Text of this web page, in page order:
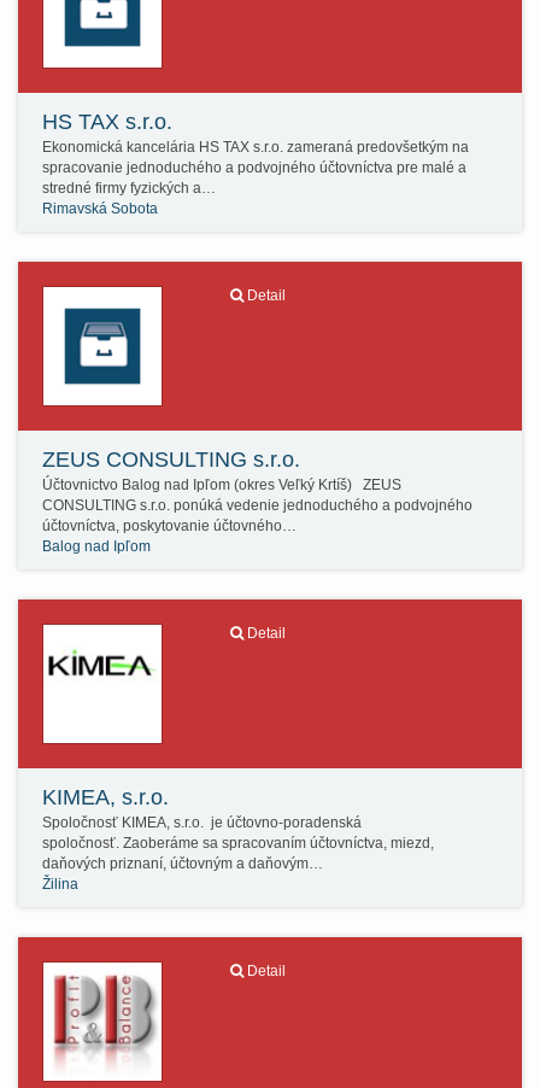
HS TAX s.r.o.
Ekonomická kancelária HS TAX s.r.o. zameraná predovšetkým na
spracovanie jednoduchého a podvojného účtovníctva pre malé a
stredné firmy fyzických a…
Rimavská Sobota
Detail
ZEUS CONSULTING s.r.o.
Účtovnictvo Balog nad Ipľom (okres Veľký Krtíš) ZEUS
CONSULTING s.r.o. ponúká vedenie jednoduchého a podvojného
účtovníctva, poskytovanie účtovného…
Balog nad Ipľom
Detail
KIMEA, s.r.o.
Spoločnosť KIMEA, s.r.o. je účtovno-poradenská
spoločnosť. Zaoberáme sa spracovaním účtovníctva, miezd,
daňových priznaní, účtovným a daňovým…
Žilina
Detail